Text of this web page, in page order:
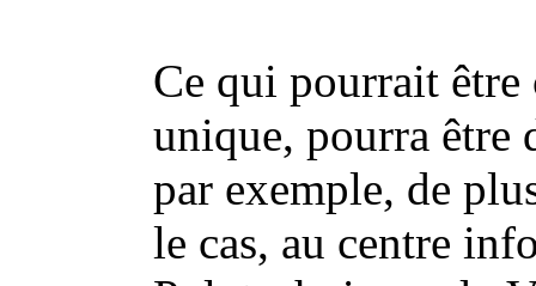
Ce qui pourrait être
unique, pourra être
par exemple, de
le cas, au centre